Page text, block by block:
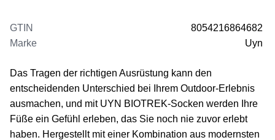
GTIN
8054216864682
Marke
Uyn
Das Tragen der richtigen Ausrüstung kann den
entscheidenden Unterschied bei Ihrem Outdoor-Erlebnis
ausmachen, und mit UYN BIOTREK-Socken werden Ihre
Füße ein Gefühl erleben, das Sie noch nie zuvor erlebt
haben. Hergestellt mit einer Kombination aus modernsten